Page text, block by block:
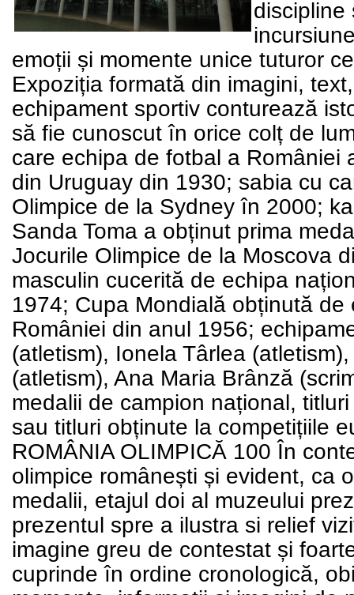
discipline
emoții și momente unice tuturor
Expoziția formată din imagini,
echipament sportiv conturează
să fie cunoscut în orice colț de
care echipa de fotbal a României
din Uruguay din 1930; sabia cu
Olimpice de la Sydney în 2000;
Sanda Toma a obținut prima
Jocurile Olimpice de la Moscova
masculin cucerită de echipa
1974; Cupa Mondială obținută
României din anul 1956;
(atletism), Ionela Târlea
(atletism), Ana Maria Brânză
medalii de campion național,
sau titluri obținute la competițiile
ROMÂNIA OLIMPICĂ 100 În
olimpice românești și evident, ca
medalii, etajul doi al muzeului
prezentul spre a ilustra si relief
imagine greu de contestat și
cuprinde în ordine cronologică,